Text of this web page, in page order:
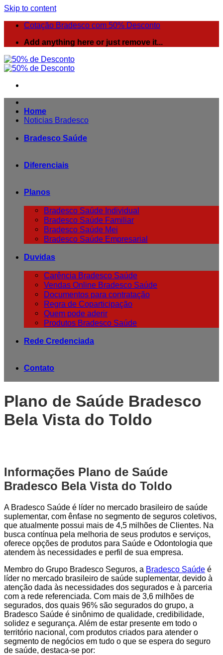
Skip to content
Cotação Bradesco com 50% Desconto
Add anything here or just remove it...
Noticias Bradesco
Home
Bradesco Saúde
Diferenciais
Planos
Bradesco Saúde Individual
Bradesco Saúde Familiar
Bradesco Saúde Mei
Bradesco Saúde Empresarial
Duvidas
Carência Bradesco Saúde
Vendas Online Bradesco Saúde
Documentos para contratação
Regra de Coparticipação
Quem pode aderir
Produtos Bradesco Saúde
Rede Credenciada
Contato
Plano de Saúde Bradesco
Bela Vista do Toldo
Informações Plano de Saúde
Bradesco Bela Vista do Toldo
A Bradesco Saúde é líder no mercado brasileiro de saúde
suplementar, com ênfase no segmento de seguros coletivos,
que atualmente possui mais de 4,5 milhões de Clientes. Na
busca contínua pela melhoria de seus produtos e serviços,
oferece opções de produtos para Saúde e Odontologia que
atendem às necessidades e perfil de sua empresa.
Membro do Grupo Bradesco Seguros, a Bradesco Saúde é
líder no mercado brasileiro de saúde suplementar, devido à
atenção dada às necessidades dos segurados e à parceria
com a rede referenciada. Com mais de 3,6 milhões de
segurados, dos quais 96% são segurados do grupo, a
Bradesco Saúde é sinônimo de qualidade, credibilidade,
solidez e segurança. Além de estar presente em todo o
território nacional, com produtos criados para atender o
segmento de negócios em tudo o que se espera do seguro
de saúde, destaca-se por: